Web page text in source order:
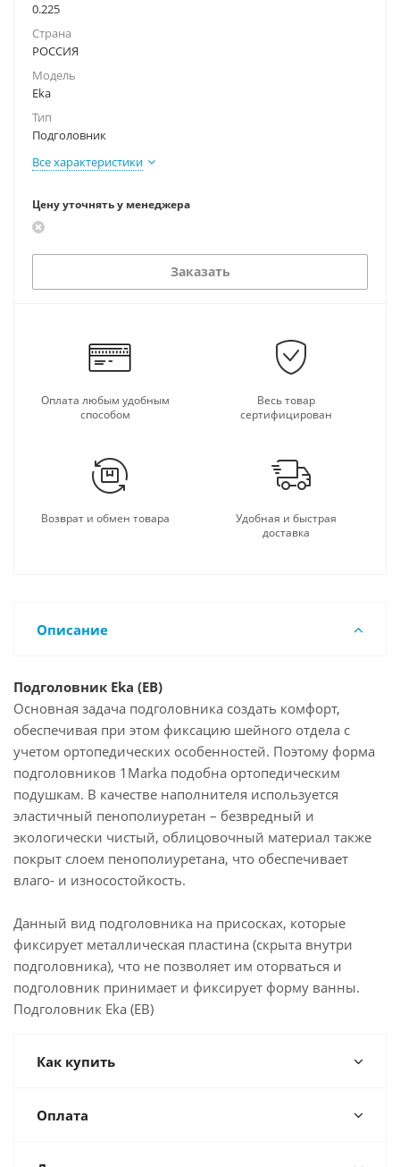
0.225
Страна
РОССИЯ
Модель
Eka
Тип
Подголовник
Все характеристики
Цену уточнять у менеджера
Заказать
Оплата любым удобным
способом
Весь товар
сертифицирован
Возврат и обмен товара
Удобная и быстрая
доставка
Описание
Подголовник Eka (EB)
Основная задача подголовника создать комфорт,
обеспечивая при этом фиксацию шейного отдела с
учетом ортопедических особенностей. Поэтому форма
подголовников 1Marka подобна ортопедическим
подушкам. В качестве наполнителя используется
эластичный пенополиуретан – безвредный и
экологически чистый, облицовочный материал также
покрыт слоем пенополиуретана, что обеспечивает
влаго- и износостойкость.
Данный вид подголовника на присосках, которые
фиксирует металлическая пластина (скрыта внутри
подголовника), что не позволяет им оторваться и
подголовник принимает и фиксирует форму ванны.
Подголовник Eka (EB)
Как купить
Оплата